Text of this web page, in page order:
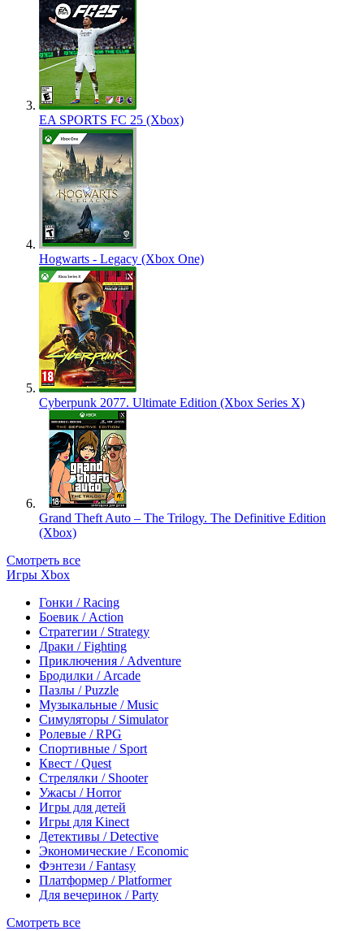
EA SPORTS FC 25 (Xbox)
Hogwarts - Legacy (Xbox One)
Cyberpunk 2077. Ultimate Edition (Xbox Series X)
Grand Theft Auto – The Trilogy. The Definitive Edition
(Xbox)
Смотреть все
Игры Xbox
Гонки / Racing
Боевик / Action
Стратегии / Strategy
Драки / Fighting
Приключения / Adventure
Бродилки / Arcade
Пазлы / Puzzle
Музыкальные / Music
Симуляторы / Simulator
Ролевые / RPG
Спортивные / Sport
Квест / Quest
Стрелялки / Shooter
Ужасы / Horror
Игры для детей
Игры для Kinect
Детективы / Detective
Экономические / Economic
Фэнтези / Fantasy
Платформер / Platformer
Для вечеринок / Party
Смотреть все